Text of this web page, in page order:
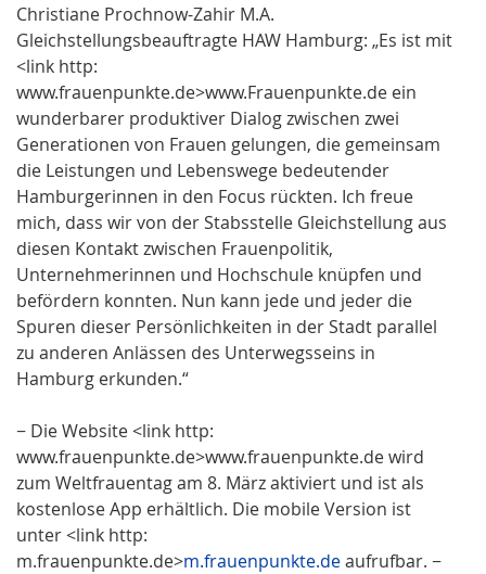
Christiane Prochnow-Zahir M.A.
Gleichstellungsbeauftragte HAW Hamburg: „Es ist mit
<link http:
www.frauenpunkte.de>www.Frauenpunkte.de ein
wunderbarer produktiver Dialog zwischen zwei
Generationen von Frauen gelungen, die gemeinsam
die Leistungen und Lebenswege bedeutender
Hamburgerinnen in den Focus rückten. Ich freue
mich, dass wir von der Stabsstelle Gleichstellung aus
diesen Kontakt zwischen Frauenpolitik,
Unternehmerinnen und Hochschule knüpfen und
befördern konnten. Nun kann jede und jeder die
Spuren dieser Persönlichkeiten in der Stadt parallel
zu anderen Anlässen des Unterwegsseins in
Hamburg erkunden.“
− Die Website <link http:
www.frauenpunkte.de>www.frauenpunkte.de wird
zum Weltfrauentag am 8. März aktiviert und ist als
kostenlose App erhältlich. Die mobile Version ist
unter <link http:
m.frauenpunkte.de>m.frauenpunkte.deaufrufbar. −